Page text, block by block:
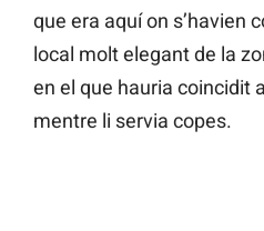
que era aquí on s’havien
local molt elegant de la
en el que hauria coincidit
mentre li servia copes.